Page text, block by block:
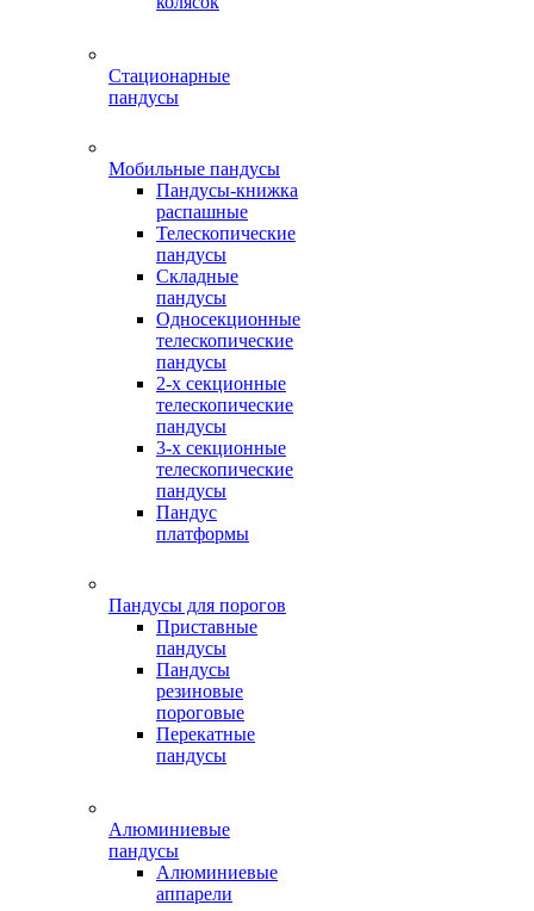
Стационарные
пандусы
Мобильные пандусы
Пандусы-книжка
распашные
Телескопические
пандусы
Складные
пандусы
Односекционные
телескопические
пандусы
2-х секционные
телескопические
пандусы
3-х секционные
телескопические
пандусы
Пандус
платформы
Пандусы для порогов
Приставные
пандусы
Пандусы
резиновые
пороговые
Перекатные
пандусы
Алюминиевые
пандусы
Алюминиевые
аппарели